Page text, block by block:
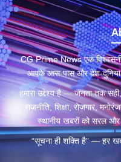
CG Prime News एक
आपके आस-पास और देश-दुनिया
हमारा उद्देश्य है — जनता तक
राजनीति, शिक्षा, रोजगार,
स्थानीय खबरों को सरल
“सूचना ही शक्ति है” — हर